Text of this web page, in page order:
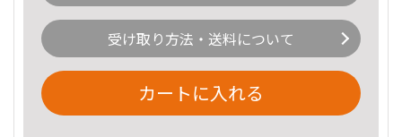
受け取り方法・送料について
カートに入れる